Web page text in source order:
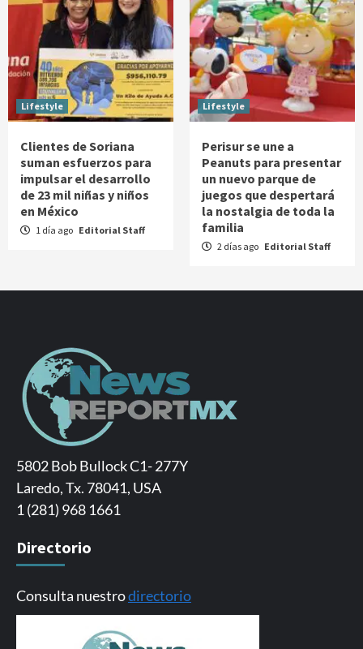
Lifestyle
Clientes de Soriana
suman esfuerzos para
impulsar el desarrollo
de 23 mil niñas y niños
en México
1 día ago Editorial Staff
Lifestyle
Perisur se une a
Peanuts para presentar
un nuevo parque de
juegos que despertará
la nostalgia de toda la
familia
2 días ago Editorial Staff
5802 Bob Bullock C1- 277Y
Laredo, Tx. 78041, USA
1 (281) 968 1661
Directorio
Consulta nuestrodirectorio